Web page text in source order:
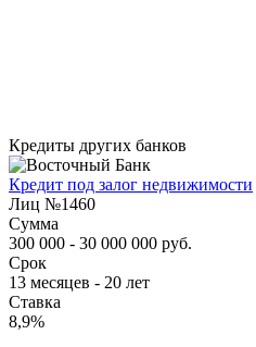
Кредиты других банков
Кредит под залог недвижимости
Лиц №1460
Сумма
300 000 - 30 000 000 руб.
Срок
13 месяцев - 20 лет
Ставка
8,9%